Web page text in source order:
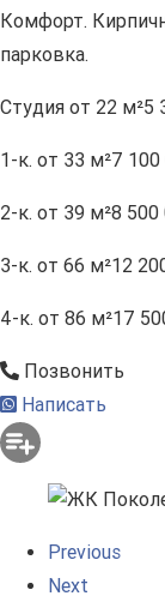
Комфорт.
парковка.
Студия от 22 м²5
1-к. от 33 м²7
2-к. от 39 м²8 500
3-к. от 66 м²12
4-к. от 86 м²17
Позвонить
Написать
Previous
Next